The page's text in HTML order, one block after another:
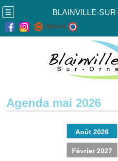
BLAINVILLE-
Agenda mai 2026
Août 2026
Février 2027